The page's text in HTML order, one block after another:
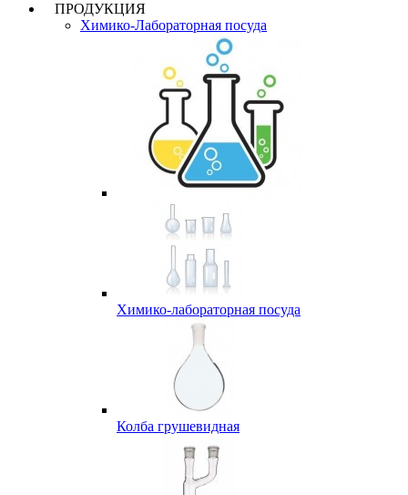
ПРОДУКЦИЯ
Химико-Лабораторная посуда
Химико-лабораторная посуда
Колба грушевидная